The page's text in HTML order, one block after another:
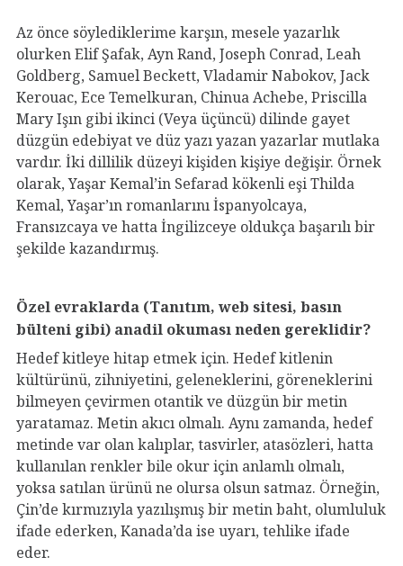
Az önce söylediklerime karşın, mesele yazarlık
olurken Elif Şafak, Ayn Rand, Joseph Conrad, Leah
Goldberg, Samuel Beckett, Vladamir Nabokov, Jack
Kerouac, Ece Temelkuran, Chinua Achebe, Priscilla
Mary Işın gibi ikinci (Veya üçüncü) dilinde gayet
düzgün edebiyat ve düz yazı yazan yazarlar mutlaka
vardır. İki dillilik düzeyi kişiden kişiye değişir. Örnek
olarak, Yaşar Kemal’in Sefarad kökenli eşi Thilda
Kemal, Yaşar’ın romanlarını İspanyolcaya,
Fransızcaya ve hatta İngilizceye oldukça başarılı bir
şekilde kazandırmış.
Özel evraklarda (Tanıtım, web sitesi, basın
bülteni gibi) anadil okuması neden gereklidir?
Hedef kitleye hitap etmek için. Hedef kitlenin
kültürünü, zihniyetini, geleneklerini, göreneklerini
bilmeyen çevirmen otantik ve düzgün bir metin
yaratamaz. Metin akıcı olmalı. Aynı zamanda, hedef
metinde var olan kalıplar, tasvirler, atasözleri, hatta
kullanılan renkler bile okur için anlamlı olmalı,
yoksa satılan ürünü ne olursa olsun satmaz. Örneğin,
Çin’de kırmızıyla yazılışmış bir metin baht, olumluluk
ifade ederken, Kanada’da ise uyarı, tehlike ifade
eder.